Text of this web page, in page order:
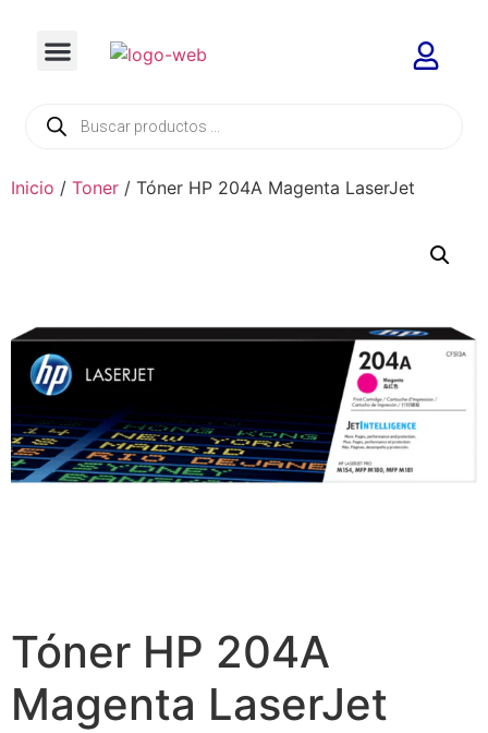
Inicio / Toner / Tóner HP 204A Magenta LaserJet
Tóner HP 204A
Magenta LaserJet